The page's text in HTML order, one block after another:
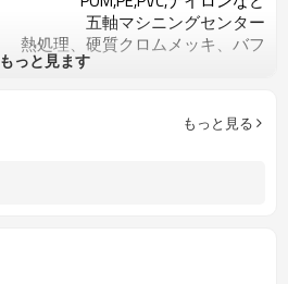
五軸マシニングセンター
熱処理、硬質クロムメッキ、バフ
ISO9001
もっと見ます
もっと見る